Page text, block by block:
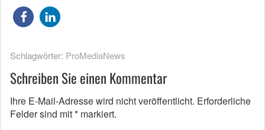
Schlagwörter: ProMediaNews
Schreiben Sie einen Kommentar
Ihre E-Mail-Adresse wird nicht veröffentlicht. Erforderliche
Felder sind mit* markiert.